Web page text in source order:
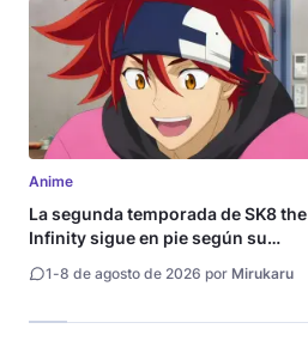
Anime
La segunda temporada de SK8 the
Infinity sigue en pie según su
1-8 de agosto de 2026 por Mirukaru